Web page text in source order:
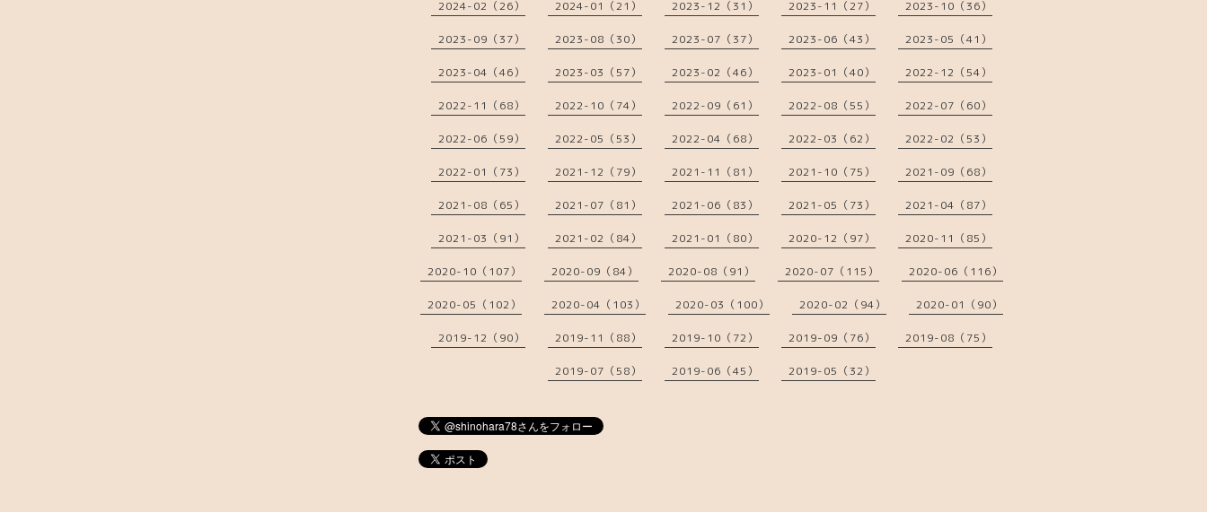
2024-02（26） 2024-01（21） 2023-12（31） 2023-11（27） 2023-10（36）
2023-09（37） 2023-08（30） 2023-07（37） 2023-06（43） 2023-05（41）
2023-04（46） 2023-03（57） 2023-02（46） 2023-01（40） 2022-12（54）
2022-11（68） 2022-10（74） 2022-09（61） 2022-08（55） 2022-07（60）
2022-06（59） 2022-05（53） 2022-04（68） 2022-03（62） 2022-02（53）
2022-01（73） 2021-12（79） 2021-11（81） 2021-10（75） 2021-09（68）
2021-08（65） 2021-07（81） 2021-06（83） 2021-05（73） 2021-04（87）
2021-03（91） 2021-02（84） 2021-01（80） 2020-12（97） 2020-11（85）
2020-10（107） 2020-09（84） 2020-08（91） 2020-07（115） 2020-06（116）
2020-05（102） 2020-04（103） 2020-03（100） 2020-02（94） 2020-01（90）
2019-12（90） 2019-11（88） 2019-10（72） 2019-09（76） 2019-08（75）
2019-07（58） 2019-06（45） 2019-05（32）